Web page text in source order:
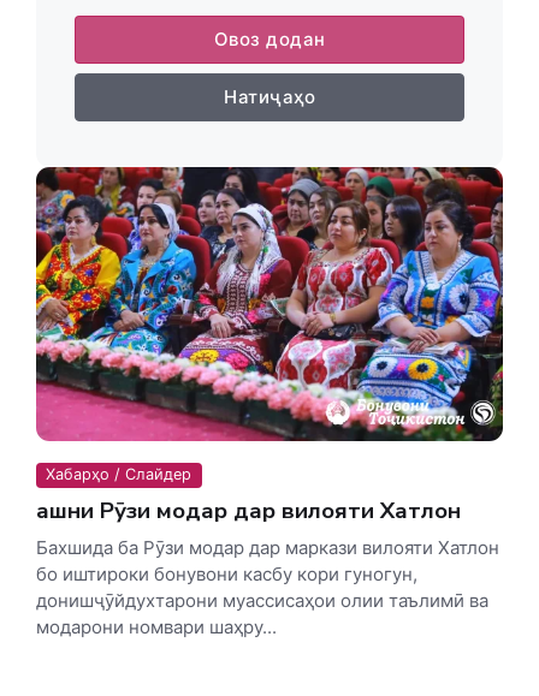
Овоз додан
Натиҷаҳо
Хабарҳо / Слайдер
Ҷашни Рӯзи модар дар вилояти Хатлон
Бахшида ба Рӯзи модар дар маркази вилояти Хатлон
бо иштироки бонувони касбу кори гуногун,
донишҷӯйдухтарони муассисаҳои олии таълимӣ ва
модарони номвари шаҳру...